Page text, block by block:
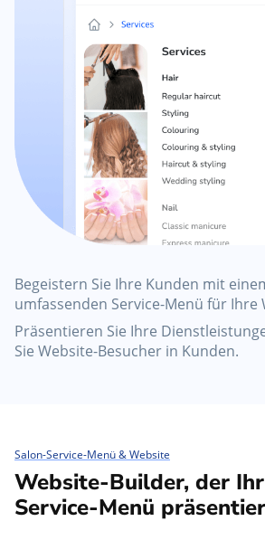
Begeistern Sie Ihre Kunden mit
umfassenden Service-Menü für Ihre
Präsentieren Sie Ihre
Sie Website-Besucher in Kunden.
Salon-Service-Menü & Website
Website-Builder, der
Service-Menü